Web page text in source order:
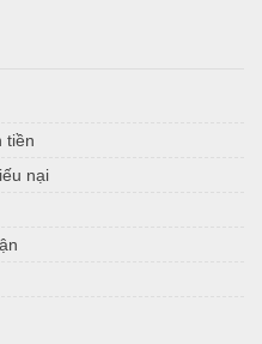
tiền
nại